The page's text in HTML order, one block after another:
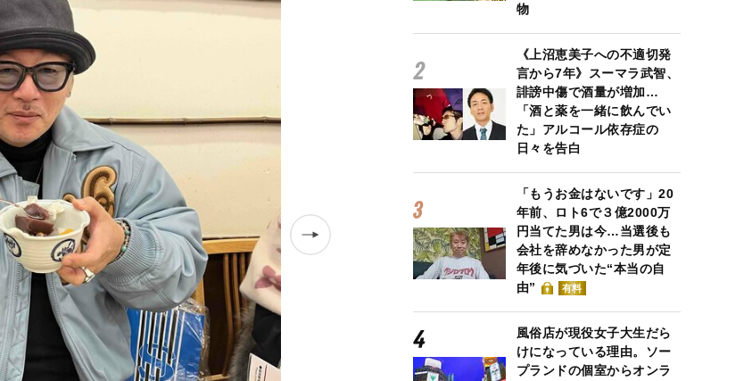
e
物
《上沼恵美子への不適切発
言から7年》スーマラ武智、
誹謗中傷で酒量が増加…
「酒と薬を一緒に飲んでい
た」アルコール依存症の
日々を告白
「もうお金はないです」20
年前、ロト6で３億2000万
円当てた男は今…当選後も
会社を辞めなかった男が定
年後に気づいた“本当の自
由”
有料
風俗店が現役女子大生だら
けになっている理由。ソー
プランドの個室からオンラ